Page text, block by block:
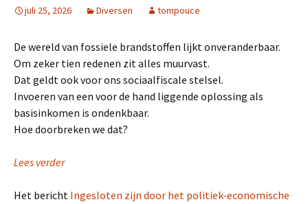
juli 25, 2026 Diversen tompouce
De wereld van fossiele brandstoffen lijkt onveranderbaar.
Om zeker tien redenen zit alles muurvast.
Dat geldt ook voor ons sociaalfiscale stelsel.
Invoeren van een voor de hand liggende oplossing als
basisinkomen is ondenkbaar.
Hoe doorbreken we dat?
Lees verder
Het bericht Ingesloten zijn door het politiek-economische